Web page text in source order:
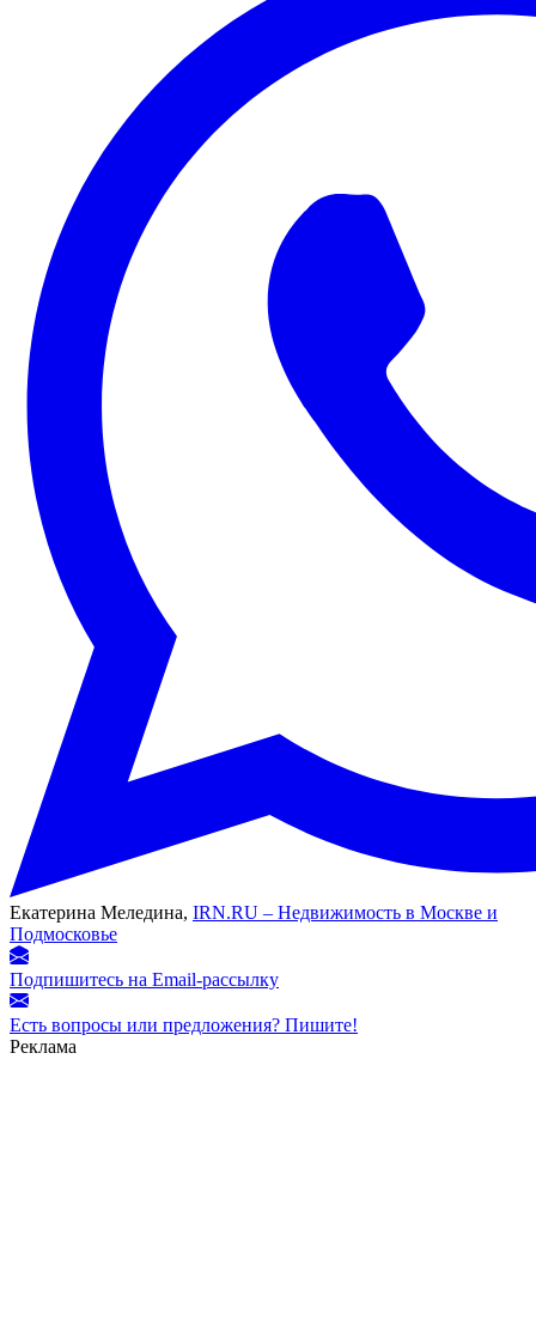
Екатерина Меледина, IRN.RU – Недвижимость в Москве и
Подмосковье
Подпишитесь на Email-рассылку
Есть вопросы или предложения? Пишите!
Реклама